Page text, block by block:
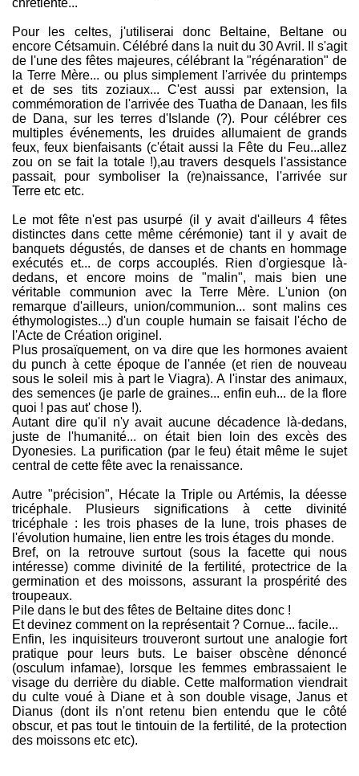
chrétienté...
Pour les celtes, j'utiliserai donc Beltaine, Beltane ou
encore Cétsamuin. Célébré dans la nuit du 30 Avril. Il s'agit
de l'une des fêtes majeures, célébrant la "régénaration" de
la Terre Mère... ou plus simplement l'arrivée du printemps
et de ses tits zoziaux... C'est aussi par extension, la
commémoration de l'arrivée des Tuatha de Danaan, les fils
de Dana, sur les terres d'Islande (?). Pour célébrer ces
multiples événements, les druides allumaient de grands
feux, feux bienfaisants (c'était aussi la Fête du Feu...allez
zou on se fait la totale !),au travers desquels l'assistance
passait, pour symboliser la (re)naissance, l'arrivée sur
Terre etc etc.
Le mot fête n'est pas usurpé (il y avait d'ailleurs 4 fêtes
distinctes dans cette même cérémonie) tant il y avait de
banquets dégustés, de danses et de chants en hommage
exécutés et... de corps accouplés. Rien d'orgiesque là-
dedans, et encore moins de "malin", mais bien une
véritable communion avec la Terre Mère. L'union (on
remarque d'ailleurs, union/communion... sont malins ces
éthymologistes...) d'un couple humain se faisait l'écho de
l'Acte de Création originel.
Plus prosaïquement, on va dire que les hormones avaient
du punch à cette époque de l'année (et rien de nouveau
sous le soleil mis à part le Viagra). A l'instar des animaux,
des semences (je parle de graines... enfin euh... de la flore
quoi ! pas aut' chose !).
Autant dire qu'il n'y avait aucune décadence là-dedans,
juste de l'humanité... on était bien loin des excès des
Dyonesies. La purification (par le feu) était même le sujet
central de cette fête avec la renaissance.
Autre "précision", Hécate la Triple ou Artémis, la déesse
tricéphale. Plusieurs significations à cette divinité
tricéphale : les trois phases de la lune, trois phases de
l'évolution humaine, lien entre les trois étages du monde.
Bref, on la retrouve surtout (sous la facette qui nous
intéresse) comme divinité de la fertilité, protectrice de la
germination et des moissons, assurant la prospérité des
troupeaux.
Pile dans le but des fêtes de Beltaine dites donc !
Et devinez comment on la représentait ? Cornue... facile...
Enfin, les inquisiteurs trouveront surtout une analogie fort
pratique pour leurs buts. Le baiser obscène dénoncé
(osculum infamae), lorsque les femmes embrassaient le
visage du derrière du diable. Cette malformation viendrait
du culte voué à Diane et à son double visage, Janus et
Dianus (dont ils n'ont retenu bien entendu que le côté
obscur, et pas tout le tintouin de la fertilité, de la protection
des moissons etc etc).